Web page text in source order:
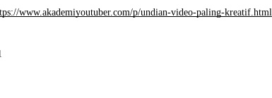
www.akademiyoutuber.com/p/undian-video-paling-kreatif.html